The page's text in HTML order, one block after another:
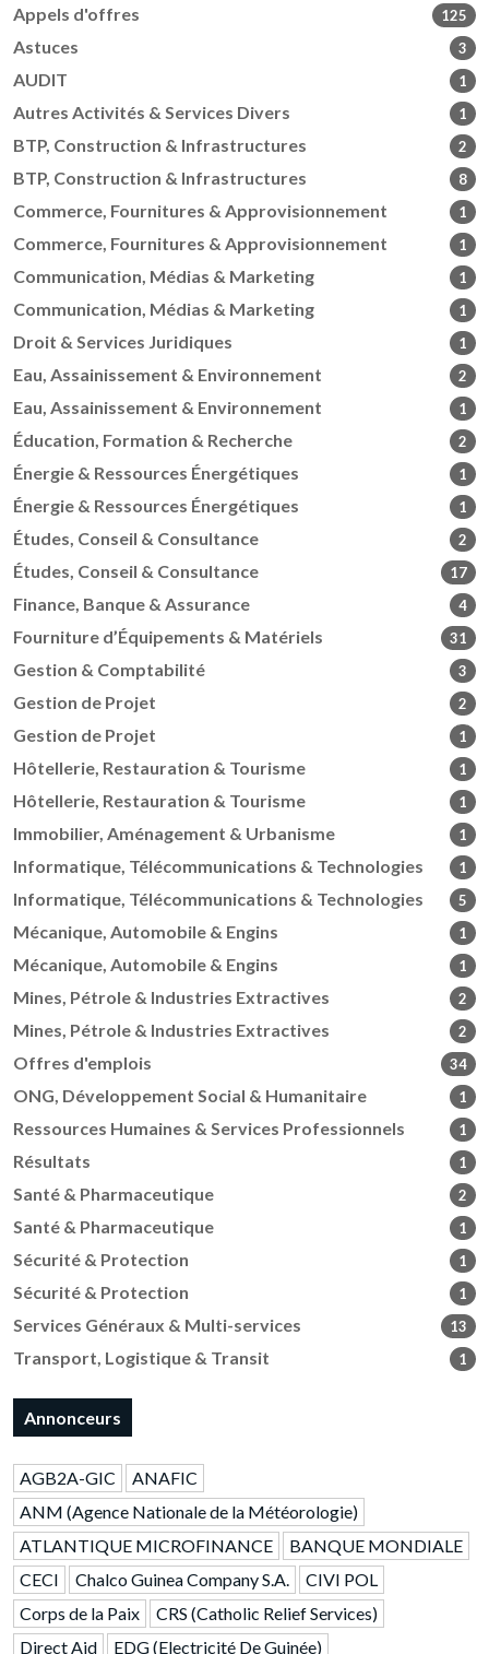
Appels d'offres 125
Astuces 3
AUDIT 1
Autres Activités & Services Divers 1
BTP, Construction & Infrastructures 2
BTP, Construction & Infrastructures 8
Commerce, Fournitures & Approvisionnement 1
Commerce, Fournitures & Approvisionnement 1
Communication, Médias & Marketing 1
Communication, Médias & Marketing 1
Droit & Services Juridiques 1
Eau, Assainissement & Environnement 2
Eau, Assainissement & Environnement 1
Éducation, Formation & Recherche 2
Énergie & Ressources Énergétiques 1
Énergie & Ressources Énergétiques 1
Études, Conseil & Consultance 2
Études, Conseil & Consultance 17
Finance, Banque & Assurance 4
Fourniture d’Équipements & Matériels 31
Gestion & Comptabilité 3
Gestion de Projet 2
Gestion de Projet 1
Hôtellerie, Restauration & Tourisme 1
Hôtellerie, Restauration & Tourisme 1
Immobilier, Aménagement & Urbanisme 1
Informatique, Télécommunications & Technologies 1
Informatique, Télécommunications & Technologies 5
Mécanique, Automobile & Engins 1
Mécanique, Automobile & Engins 1
Mines, Pétrole & Industries Extractives 2
Mines, Pétrole & Industries Extractives 2
Offres d'emplois 34
ONG, Développement Social & Humanitaire 1
Ressources Humaines & Services Professionnels 1
Résultats 1
Santé & Pharmaceutique 2
Santé & Pharmaceutique 1
Sécurité & Protection 1
Sécurité & Protection 1
Services Généraux & Multi-services 13
Transport, Logistique & Transit 1
Annonceurs
AGB2A-GIC
ANAFIC
ANM (Agence Nationale de la Météorologie)
ATLANTIQUE MICROFINANCE
BANQUE MONDIALE
CECI
Chalco Guinea Company S.A.
CIVI POL
Corps de la Paix
CRS (Catholic Relief Services)
Direct Aid
EDG (Electricité De Guinée)